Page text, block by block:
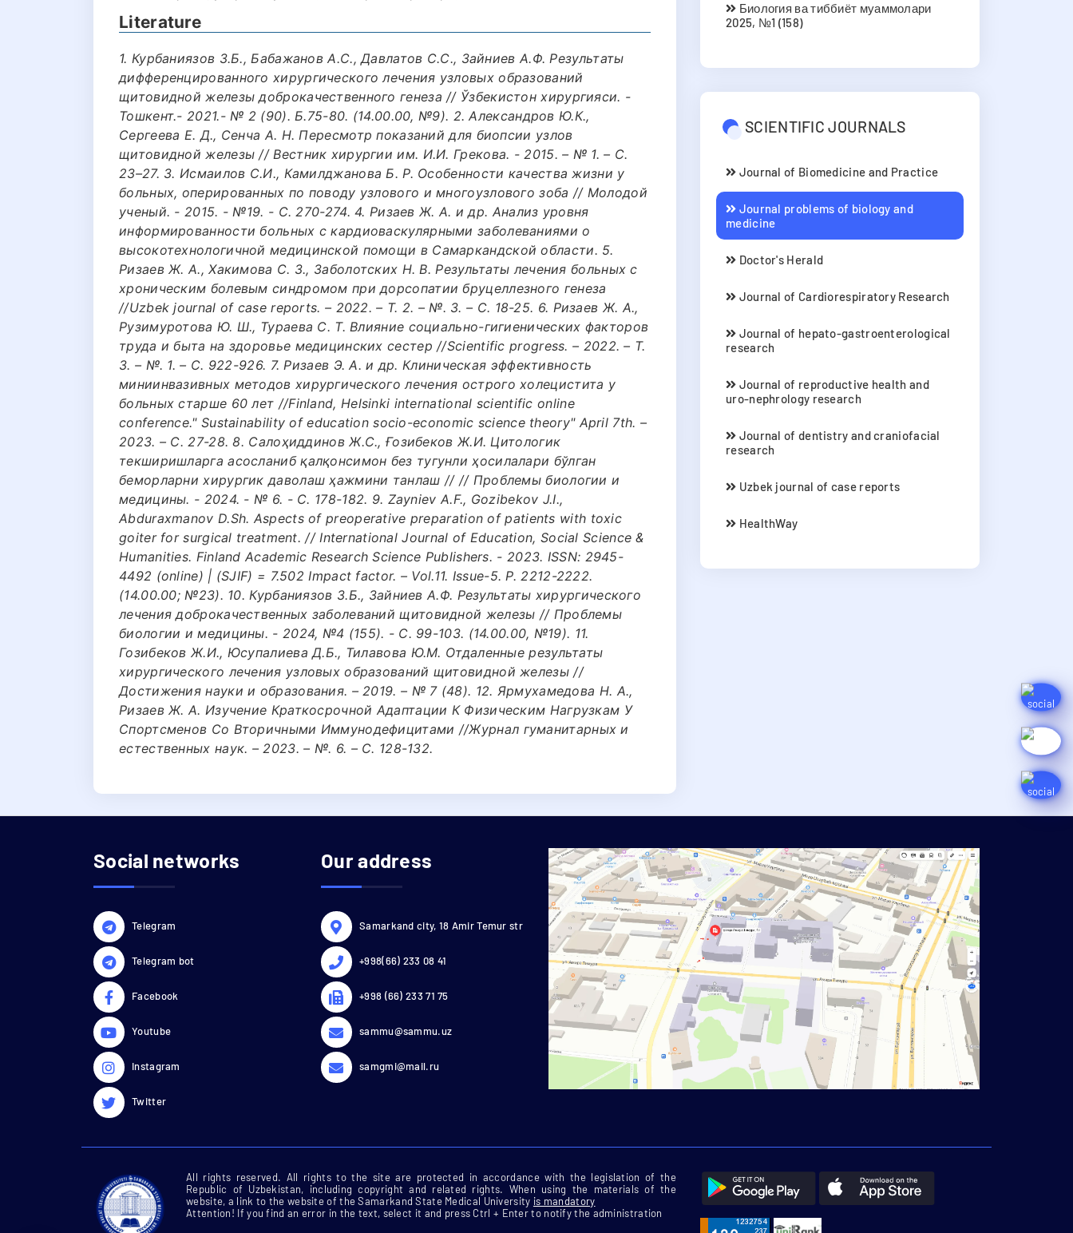
Literature
1. Курбаниязов З.Б., Бабажанов А.С., Давлатов С.С., Зайниев А.Ф. Результаты
дифференцированного хирургического лечения узловых образований
щитовидной железы доброкачественного генеза // Ўзбекистон хирургияси. -
Тошкент.- 2021.- № 2 (90). Б.75-80. (14.00.00, №9). 2. Александров Ю.К.,
Сергеева Е. Д., Сенча А. Н. Пересмотр показаний для биопсии узлов
щитовидной железы // Вестник хирургии им. И.И. Грекова. - 2015. – № 1. – С.
23–27. 3. Исмаилов С.И., Камилджанова Б. Р. Особенности качества жизни у
больных, оперированных по поводу узлового и многоузлового зоба // Молодой
ученый. - 2015. - №19. - С. 270-274. 4. Ризаев Ж. А. и др. Анализ уровня
информированности больных с кардиоваскулярными заболеваниями о
высокотехнологичной медицинской помощи в Самаркандской области. 5.
Ризаев Ж. А., Хакимова С. З., Заболотских Н. В. Результаты лечения больных с
хроническим болевым синдромом при дорсопатии бруцеллезного генеза
//Uzbek journal of case reports. – 2022. – Т. 2. – №. 3. – С. 18-25. 6. Ризаев Ж. А.,
Рузимуротова Ю. Ш., Тураева С. Т. Влияние социально-гигиенических факторов
труда и быта на здоровье медицинских сестер //Scientific progress. – 2022. – Т.
3. – №. 1. – С. 922-926. 7. Ризаев Э. А. и др. Клиническая эффективность
миниинвазивных методов хирургического лечения острого холецистита у
больных старше 60 лет //Finland, Helsinki international scientific online
conference." Sustainability of education socio-economic science theory" April 7th. –
2023. – С. 27-28. 8. Салоҳиддинов Ж.С., Ғозибеков Ж.И. Цитологик
текширишларга асосланиб қалқонсимон без тугунли ҳосилалари бўлган
беморларни хирургик даволаш ҳажмини танлаш // // Проблемы биологии и
медицины. - 2024. - № 6. - С. 178-182. 9. Zayniev A.F., Gozibekov J.I.,
Abduraxmanov D.Sh. Aspects of preoperative preparation of patients with toxic
goiter for surgical treatment. // International Journal of Education, Social Science &
Humanities. Finland Academic Research Science Publishers. - 2023. ISSN: 2945-
4492 (online) | (SJIF) = 7.502 Impact factor. – Vol.11. Issue-5. Р. 2212-2222.
(14.00.00; №23). 10. Курбаниязов З.Б., Зайниев А.Ф. Результаты хирургического
лечения доброкачественных заболеваний щитовидной железы // Проблемы
биологии и медицины. - 2024, №4 (155). - С. 99-103. (14.00.00, №19). 11.
Гозибеков Ж.И., Юсупалиева Д.Б., Тилавова Ю.М. Отдаленные результаты
хирургического лечения узловых образований щитовидной железы //
Достижения науки и образования. – 2019. – № 7 (48). 12. Ярмухамедова Н. А.,
Ризаев Ж. А. Изучение Краткосрочной Адаптации К Физическим Нагрузкам У
Спортсменов Со Вторичными Иммунодефицитами //Журнал гуманитарных и
естественных наук. – 2023. – №. 6. – С. 128-132.
Биология ва тиббиёт муаммолари
2025, №1 (158)
SCIENTIFIC JOURNALS
Journal of Biomedicine and Practice
Journal problems of biology and
medicine
Doctor's Herald
Journal of Cardiorespiratory Research
Journal of hepato-gastroenterological
research
Journal of reproductive health and
uro-nephrology research
Journal of dentistry and craniofacial
research
Uzbek journal of case reports
HealthWay
Social networks
Telegram
Telegram bot
Facebook
Youtube
Instagram
Twitter
Our address
Samarkand city, 18 Amir Temur str
+998(66) 233 08 41
+998 (66) 233 71 75
sammu@sammu.uz
samgmi@mail.ru
All rights reserved. All rights to the site are protected in accordance with the legislation of the
Republic of Uzbekistan, including copyright and related rights. When using the materials of the
website, a link to the website of the Samarkand State Medical University is mandatory
Attention! If you find an error in the text, select it and press Ctrl + Enter to notify the administration